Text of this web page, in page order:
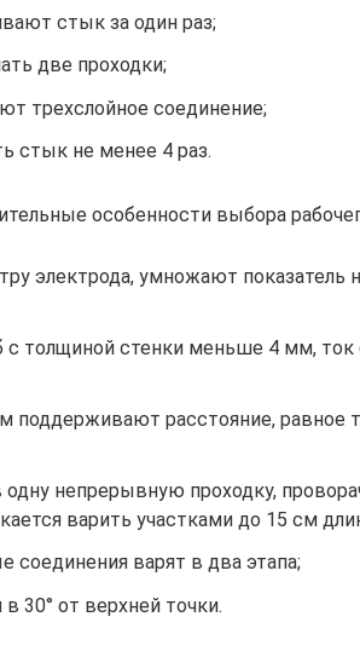
стык за один раз;
две проходки;
трехслойное соединение;
стык не менее 4 раз.
особенности выбора
электрода, умножают показатель
с толщиной стенки меньше 4 мм,
поддерживают расстояние, равное
непрерывную проходку,
варить участками до 15 см
соединения варят в два этапа;
в 30° от верхней точки.